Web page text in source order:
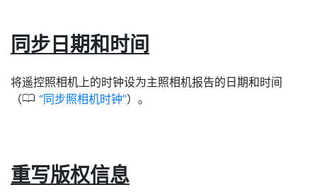
同步日期和时间
将遥控照相机上的时钟设为主照相机报告的日期和时间
（0 同步照相机时钟 ）。
重写版权信息